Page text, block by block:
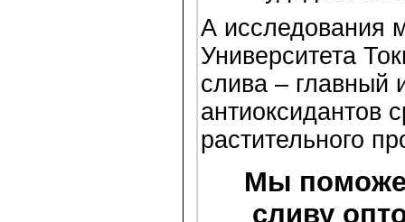
А исследования
Университета
слива – главный
антиоксидантов
растительного
Мы
сливу